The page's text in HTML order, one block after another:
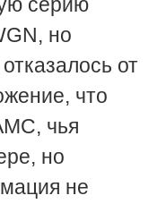
но
от
что
чья
но
не